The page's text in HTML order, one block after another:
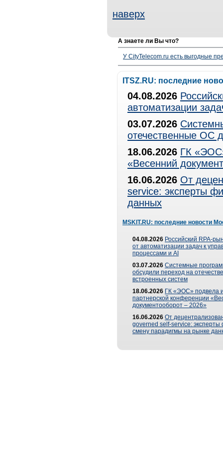
наверх
А знаете ли Вы что?
У CityTelecom.ru есть выгодные
ITSZ.RU: последние
04.08.2026
автоматизации
03.07.2026
отечественные ОС
18.06.2026 ГК
«Весенний
16.06.2026 От
service: эксперты
данных
MSKIT.RU: последние новости
04.08.2026 Российский RPA-
от автоматизации задач к
процессами и AI
03.07.2026 Системные
обсудили переход на
встроенных систем
18.06.2026 ГК «ЭОС» подвела
партнерской конференции
документооборот – 2026»
16.06.2026 От
governed self-service: эксперты
смену парадигмы на рынке